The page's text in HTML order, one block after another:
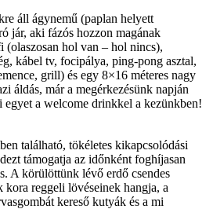
áll ágynemű (paplan helyett
jár, aki fázós hozzon magának
hol van – hol nincs),
kábel tv, focipálya, ping-pong asztal,
grill) és egy 8×16 méteres nagy
áldás, már a megérkezésünk napján
egyet a welcome drinkkel a kezünkben!
található, tökéletes kikapcsolódási
támogatja az időnként foghíjasan
A körülöttünk lévő erdő csendes
kora reggeli lövéseinek hangja, a
kereső kutyák és a mi